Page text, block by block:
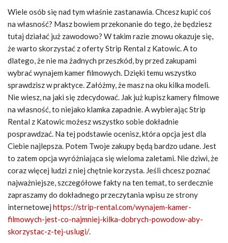
Wiele osób się nad tym właśnie zastanawia. Chcesz kupić coś
na własność? Masz bowiem przekonanie do tego, że będziesz
tutaj działać już zawodowo? W takim razie znowu okazuje się,
że warto skorzystać z oferty Strip Rental z Katowic. A to
dlatego, że nie ma żadnych przeszkód, by przed zakupami
wybrać wynajem kamer filmowych. Dzięki temu wszystko
sprawdzisz w praktyce. Załóżmy, że masz na oku kilka modeli.
Nie wiesz, na jaki się zdecydować. Jak już kupisz kamery filmowe
na własność, to niejako klamka zapadnie. A wybierając Strip
Rental z Katowic możesz wszystko sobie dokładnie
posprawdzać. Na tej podstawie ocenisz, która opcja jest dla
Ciebie najlepsza. Potem Twoje zakupy będą bardzo udane. Jest
to zatem opcja wyróżniająca się wieloma zaletami. Nie dziwi, że
coraz więcej ludzi z niej chętnie korzysta. Jeśli chcesz poznać
najważniejsze, szczegółowe fakty na ten temat, to serdecznie
zapraszamy do dokładnego przeczytania wpisu ze strony
internetowej https://strip-rental.com/wynajem-kamer-
filmowych-jest-co-najmniej-kilka-dobrych-powodow-aby-
skorzystac-z-tej-uslugi/.